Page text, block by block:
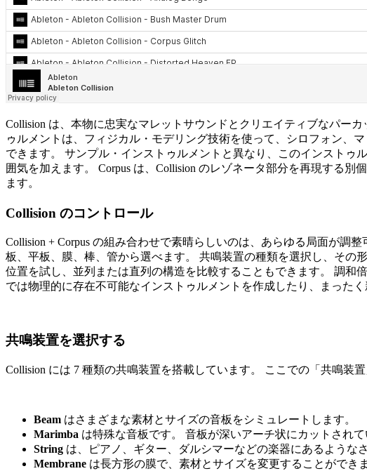
Collision は、本物に忠実なマレットサウンドとクリエイティブなパー
ゥルメントは、フィジカル・モデリング技術を使って、シロフォン、
できます。 サンプル・インストゥルメントと異なり、このインスト
囲気を加えます。 Corpus は、Collision のレゾネータ部分を再現する
ます。
Collision のコントロール
Collision + Corpus の組み合わせで素晴らしいのは、あらゆる局面が調
板、平板、膜、棒、管から選べます。 共鳴装置の種類を選択し、その
位置を試し、並列または直列の構造を比較することもできます。 調和
では物理的に存在不可能なインストゥルメントを作成したり、まった
共鳴装置を選択する
Collision には 7 種類の共鳴装置を搭載しています。 ここでの「共鳴装
Beam はさまざまな素材とサイズの音板をシミュレートします。
Marimba は特殊な音板です。 音板が深いアーチ状にカットされ
String は、ピアノ、ギター、ダルシマーなどの楽器にあるような
Membrane は長方形の膜で、素材とサイズを変更することができま